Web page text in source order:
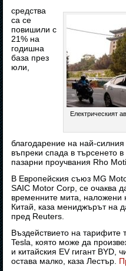
Електрическият
средства
са се
повишили с
21% на
годишна
база през
юли,
благодарение на най-
въпреки спада в търсенето
пазарни проучвания Rho
В Европейския съюз MG
SAIC Motor Corp, се очаква
временните мита, наложени
Китай, каза мениджърът на
пред Reuters.
Въздействието на тарифите
Tesla, която може да
и китайския EV гигант BYD,
остава малко, каза Лестър.